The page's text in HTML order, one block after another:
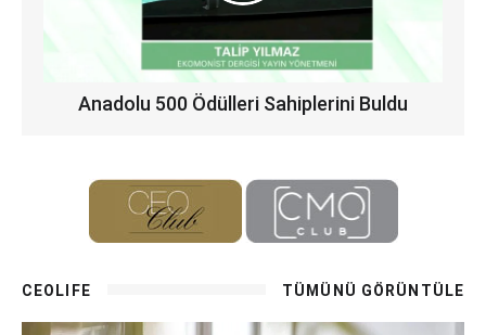
Anadolu 500 Ödülleri Sahiplerini Buldu
CEOLIFE TÜMÜNÜ GÖRÜNTÜLE